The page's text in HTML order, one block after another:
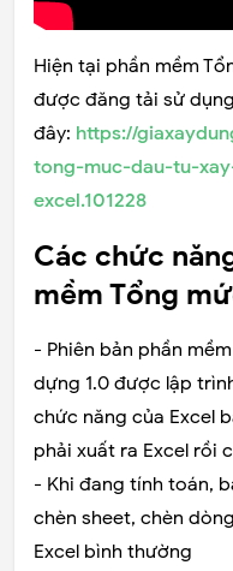
Hiện tại phần mềm
được đăng tải sử
đây: https://
tong-muc-dau-tu-
excel.101228
Các chức
mềm Tổng
- Phiên bản phần
dựng 1.0 được lập
chức năng của Excel
phải xuất ra Excel rồi
- Khi đang tính toán,
chèn sheet, chèn
Excel bình thường